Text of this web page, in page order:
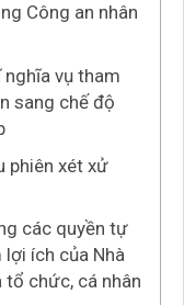
Công an nhân
vụ tham
sang chế độ
phiên xét xử
các quyền tự
ích của Nhà
tổ chức, cá nhân